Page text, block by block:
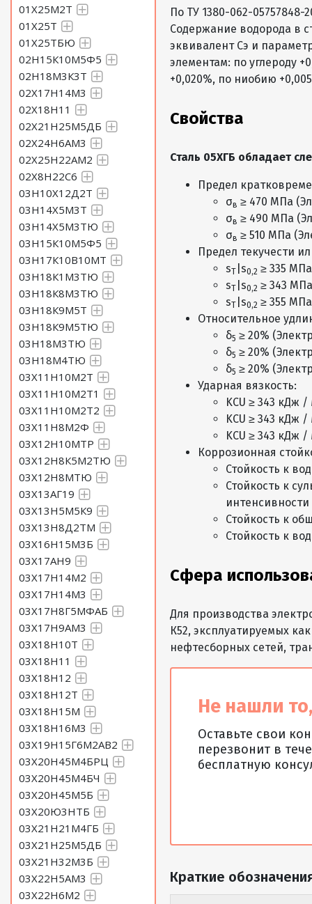
01Х25М2Т
01Х25Т
01Х25ТБЮ
02Н15К10М5Ф5
02Н18М3К3Т
02Х17Н14М3
02Х18Н11
02Х21Н25М5ДБ
02Х24Н6АМ3
02Х25Н22АМ2
02Х8Н22С6
03Н10Х12Д2Т
03Н14Х5М3Т
03Н14Х5М3ТЮ
03Н15К10М5Ф5
03Н17К10В10МТ
03Н18К1М3ТЮ
03Н18К8М3ТЮ
03Н18К9М5Т
03Н18К9М5ТЮ
03Н18М3ТЮ
03Н18М4ТЮ
03Х11Н10М2Т
03Х11Н10М2Т1
03Х11Н10М2Т2
03Х11Н8М2Ф
03Х12Н10МТР
03Х12Н8К5М2ТЮ
03Х12Н8МТЮ
03Х13АГ19
03Х13Н5М5К9
03Х13Н8Д2ТМ
03Х16Н15М3Б
03Х17АН9
03Х17Н14М2
03Х17Н14М3
03Х17Н8Г5МФАБ
03Х17Н9АМ3
03Х18Н10Т
03Х18Н11
03Х18Н12
03Х18Н12Т
03Х18Н15М
03Х18Н16М3
03Х19Н15Г6М2АВ2
03Х20Н45М4БРЦ
03Х20Н45М4БЧ
03Х20Н45М5Б
03Х20Ю3НТБ
03Х21Н21М4ГБ
03Х21Н25М5ДБ
03Х21Н32М3Б
03Х22Н5АМ3
03Х22Н6М2
По ТУ 1380-062-
Содержание водорода в
эквивалент Сэ и
элементам: по углероду
+0,020%, по ниобию
Свойства
Сталь 05ХГБ обладает
Предел
σв ≥ 470 МПа
σв ≥ 490 МПа
σв ≥ 510 МПа
Предел текучести
sТ |s0,2 ≥ 335
sТ |s0,2 ≥ 343
sТ |s0,2 ≥ 355
Относительное
δ5 ≥ 20%
δ5 ≥ 20%
δ5 ≥ 20%
Ударная вязкость:
KCU ≥ 343 кДж /
KCU ≥ 343 кДж /
KCU ≥ 343 кДж /
Коррозионная
Стойкость к
Стойкость к
Стойкость к
Стойкость к
Сфера
Для производства
К52, эксплуатируемых
нефтесборных сетей,
Не нашли
Оставьте свои
перезвонит в
бесплатную
Краткие